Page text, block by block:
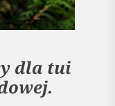
dla tui